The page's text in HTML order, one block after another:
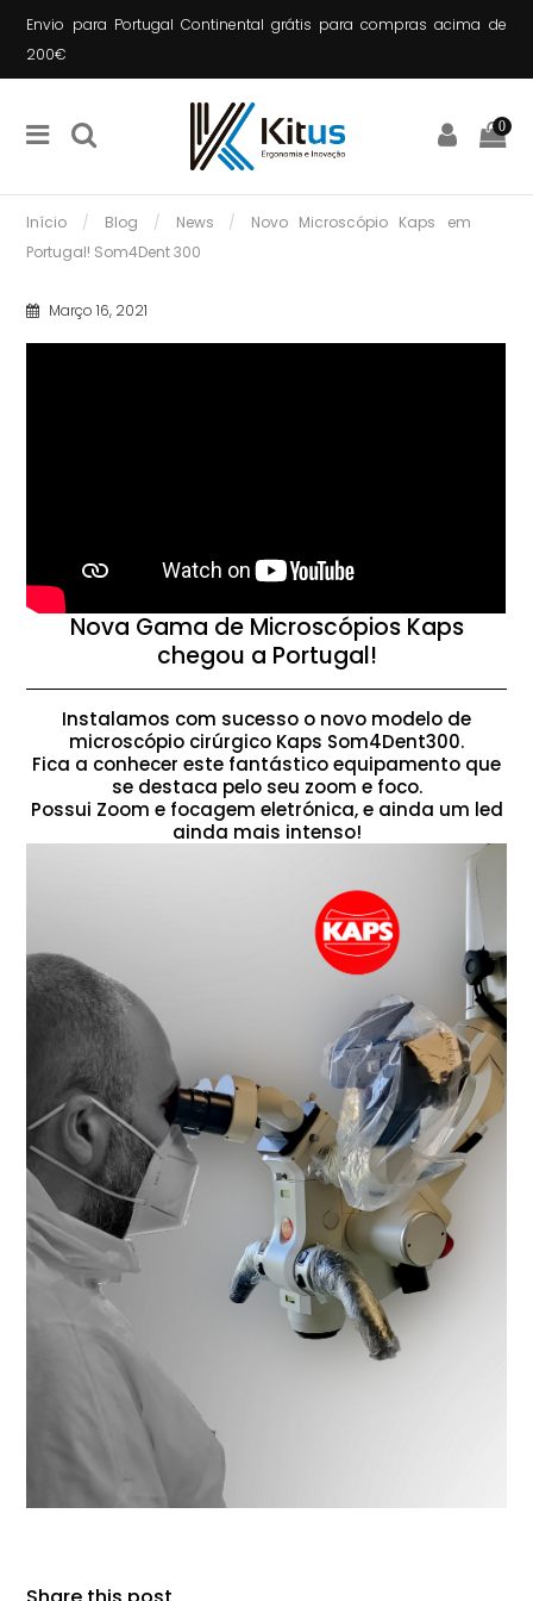
Envio para Portugal Continental grátis para compras acima de
200€
0
Início Blog News
Novo Microscópio Kaps em
Portugal! Som4Dent 300
Março 16, 2021
Nova Gama de Microscópios Kaps
chegou a Portugal!
Instalamos com sucesso o novo modelo de
microscópio cirúrgico Kaps Som4Dent300.
Fica a conhecer este fantástico equipamento que
se destaca pelo seu zoom e foco.
Possui Zoom e focagem eletrónica, e ainda um led
ainda mais intenso!